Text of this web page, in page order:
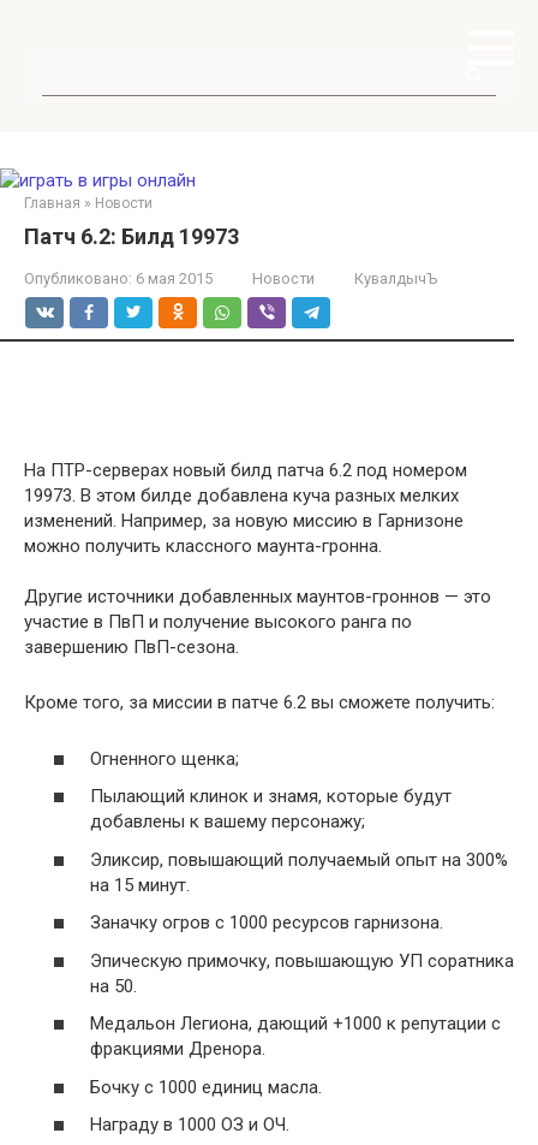
Главная » Новости
Патч 6.2: Билд 19973
Опубликовано: 6 мая 2015 Новости КувалдычЪ
На ПТР-серверах новый билд патча 6.2 под номером
19973. В этом билде добавлена куча разных мелких
изменений. Например, за новую миссию в Гарнизоне
можно получить классного маунта-гронна.
Другие источники добавленных маунтов-гроннов — это
участие в ПвП и получение высокого ранга по
завершению ПвП-сезона.
Кроме того, за миссии в патче 6.2 вы сможете получить:
Огненного щенка;
Пылающий клинок и знамя, которые будут
добавлены к вашему персонажу;
Эликсир, повышающий получаемый опыт на 300%
на 15 минут.
Заначку огров с 1000 ресурсов гарнизона.
Эпическую примочку, повышающую УП соратника
на 50.
Медальон Легиона, дающий +1000 к репутации с
фракциями Дренора.
Бочку с 1000 единиц масла.
Награду в 1000 ОЗ и ОЧ.